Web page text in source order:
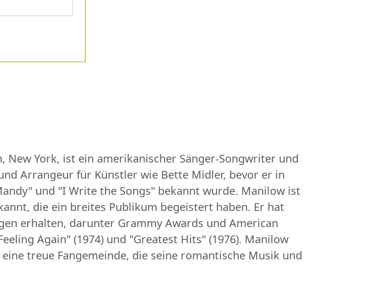
New York, ist ein amerikanischer Sänger-Songwriter und
Arrangeur für Künstler wie Bette Midler, bevor er in
und "I Write the Songs" bekannt wurde. Manilow ist
die ein breites Publikum begeistert haben. Er hat
erhalten, darunter Grammy Awards und American
Again" (1974) und "Greatest Hits" (1976). Manilow
treue Fangemeinde, die seine romantische Musik und